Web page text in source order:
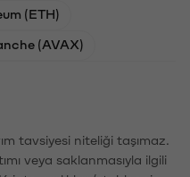
(ETH)
(AVAX)
tavsiyesi niteliği taşımaz.
veya saklanmasıyla ilgili